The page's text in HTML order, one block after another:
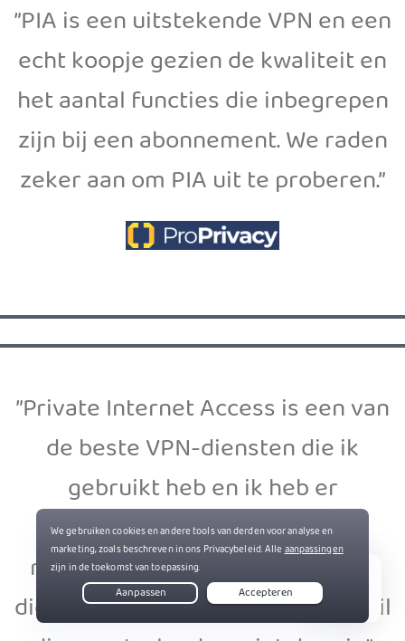
”PIA is een uitstekende VPN en een
echt koopje gezien de kwaliteit en
het aantal functies die inbegrepen
zijn bij een abonnement. We raden
zeker aan om PIA uit te proberen.”
”Private Internet Access is een van
de beste VPN-diensten die ik
gebruikt heb en ik heb er
tientallen gebruikt! Dit is een
makkelijke keuze voor iedereen
die een allesomvattende dienst wil